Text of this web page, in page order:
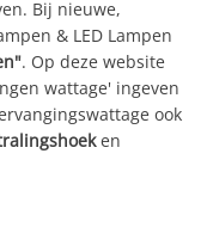
Bij nieuwe,
& LED Lampen
. Op deze website
wattage' ingeven
ook
en